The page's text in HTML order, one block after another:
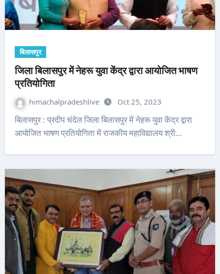
बिलासपुर
जिला बिलासपुर में नेहरू युवा केंद्र द्वारा आयोजित भाषण
प्रतियोगिता
himachalpradeshlive Oct 25, 2023
बिलासपुर : प्रदीप चंदेल जिला बिलासपुर में नेहरू युवा केंद्र द्वारा
आयोजित भाषण प्रतियोगिता में राजकीय महाविद्यालय श्री…